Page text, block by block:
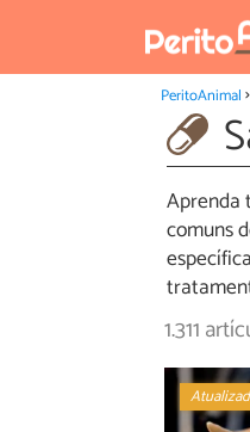
PeritoAnimal
Aprenda
comuns
1.311